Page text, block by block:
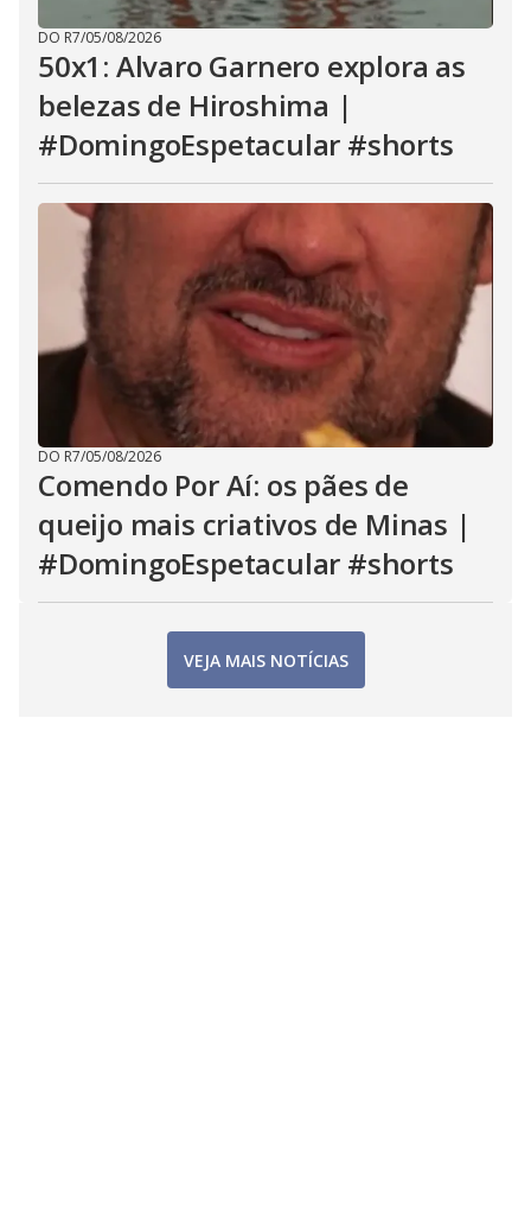
DO R7/05/08/2026
50x1: Alvaro Garnero explora as
belezas de Hiroshima |
#DomingoEspetacular #shorts
DO R7/05/08/2026
Comendo Por Aí: os pães de
queijo mais criativos de Minas |
#DomingoEspetacular #shorts
VEJA MAIS NOTÍCIAS